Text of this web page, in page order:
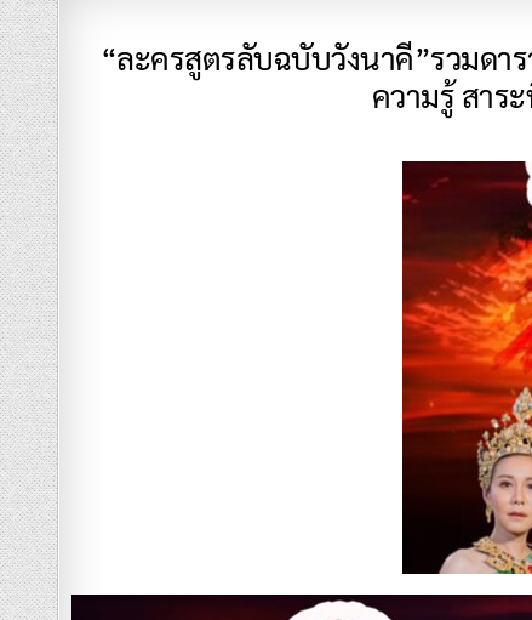
“ละครสูตรลับฉบับวังนาคี”รวมดา
ความรู้ สาร